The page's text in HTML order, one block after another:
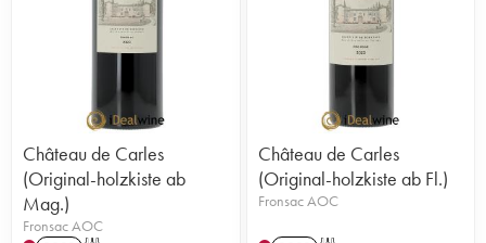
Château de Carles
(Original-holzkiste ab
Mag.)
Fronsac AOC
Château de Carles
(Original-holzkiste ab Fl.)
Fronsac AOC